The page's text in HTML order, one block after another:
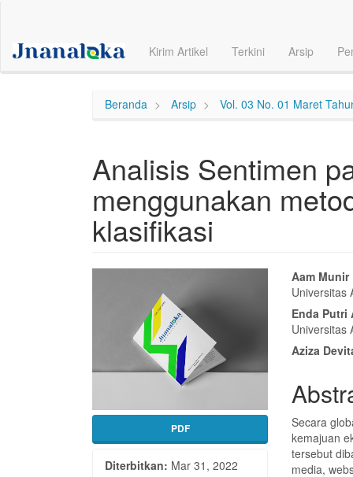
Utama
Bilah
Kirim Artikel Terkini Arsip
Beranda Arsip Vol. 03 No. 01 Maret
Analisis Sentimen
menggunakan
klasifikasi
Samping
Artikel
PDF
Diterbitkan: Mar 31, 2022
Isi
Aam Munir
Universitas
Enda Putri
Universitas
Aziza
Secara
kemajuan
tersebut
media,